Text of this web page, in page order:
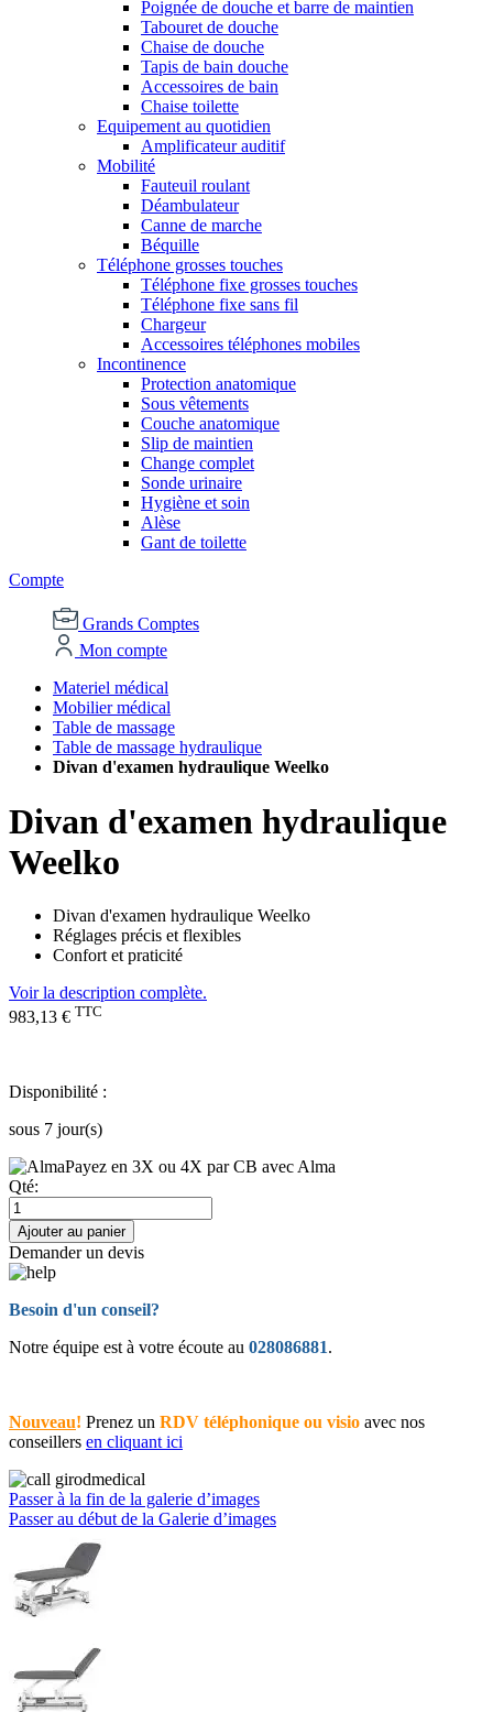
Poignée de douche et barre de maintien
Tabouret de douche
Chaise de douche
Tapis de bain douche
Accessoires de bain
Chaise toilette
Equipement au quotidien
Amplificateur auditif
Mobilité
Fauteuil roulant
Déambulateur
Canne de marche
Béquille
Téléphone grosses touches
Téléphone fixe grosses touches
Téléphone fixe sans fil
Chargeur
Accessoires téléphones mobiles
Incontinence
Protection anatomique
Sous vêtements
Couche anatomique
Slip de maintien
Change complet
Sonde urinaire
Hygiène et soin
Alèse
Gant de toilette
Compte
Grands Comptes
Mon compte
Materiel médical
Mobilier médical
Table de massage
Table de massage hydraulique
Divan d'examen hydraulique Weelko
Divan d'examen hydraulique
Weelko
Divan d'examen hydraulique Weelko
Réglages précis et flexibles
Confort et praticité
Voir la description complète.
983,13 € TTC
Disponibilité :
sous 7 jour(s)
Payez en 3X ou 4X par CB avec Alma
Qté:
Ajouter au panier
Demander un devis
Besoin d'un conseil?
Notre équipe est à votre écoute au 028086881.
Nouveau! Prenez un RDV téléphonique ou visio avec nos
conseillers en cliquant ici
Passer à la fin de la galerie d’images
Passer au début de la Galerie d’images